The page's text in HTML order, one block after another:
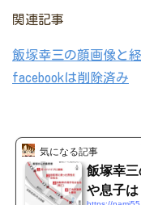
関連記事
飯塚幸三の顔画像と
facebookは削除済み
気になる記事
飯塚幸
や息子